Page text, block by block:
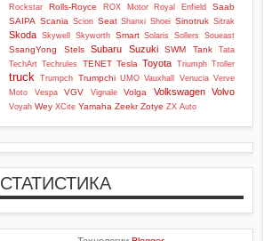
Rockstar
Rolls-Royce ROX Motor Royal Enfield
Saab
SAIPA Scania Scion Seat Shanxi Shoei Sinotruk Sitrak
Skoda Skywell Skyworth Smart Solaris Sollers Soueast
SsangYong Stels Subaru Suzuki SWM Tank
Tata
TechArt Techrules TENET Tesla Toyota Triumph Troller
truck Trumpch Trumpchi UMO Vauxhall Venucia Verve
Moto
Vespa VGV Vignale Volga Volkswagen Volvo
Voyah Wey XCite Yamaha Zeekr Zotye ZX Auto
СТАТИСТИКА